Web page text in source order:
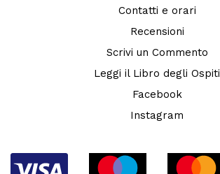
Contatti e orari
Recensioni
Scrivi un Commento
Leggi il Libro degli Ospiti
Facebook
Instagram